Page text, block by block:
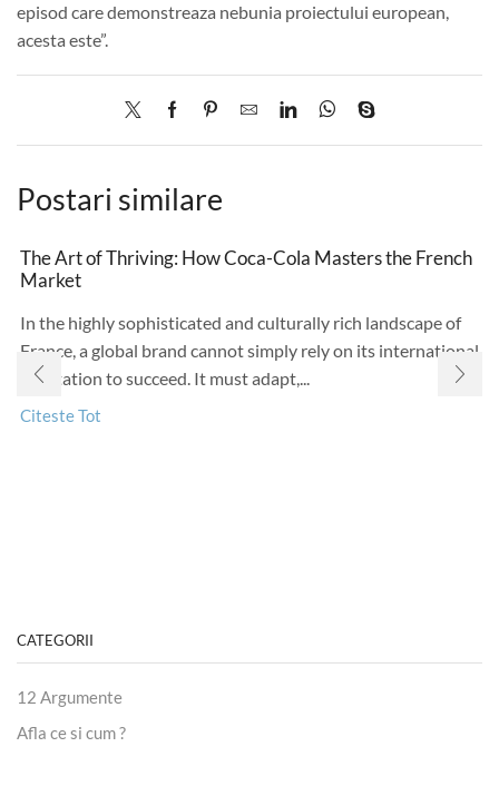
episod care demonstreaza nebunia proiectului european,
acesta este”.
Postari similare
The Art of Thriving: How Coca-Cola Masters the French
Market
In the highly sophisticated and culturally rich landscape of
France, a global brand cannot simply rely on its international
reputation to succeed. It must adapt,...
Citeste Tot
CATEGORII
12 Argumente
Afla ce si cum ?